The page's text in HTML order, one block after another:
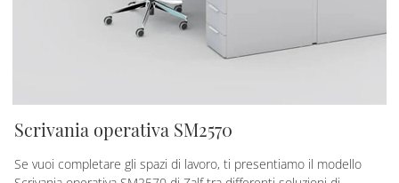
Scrivania operativa SM2570
Se vuoi completare gli spazi di lavoro, ti presentiamo il modello